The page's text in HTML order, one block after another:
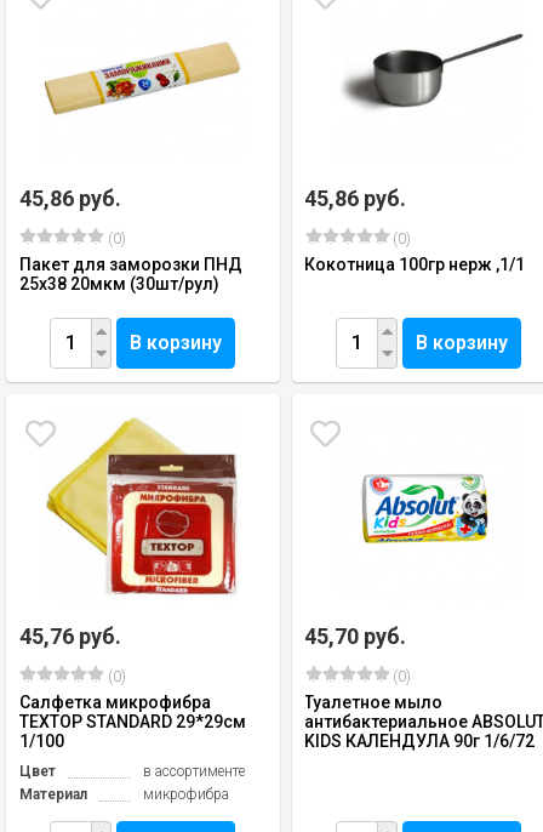
45,86 руб.
(0)
Пакет для заморозки ПНД
25х38 20мкм (30шт/рул)
В корзину
45,86 руб.
(0)
Кокотница 100гр нерж ,1/1
В корзину
45,76 руб.
(0)
Салфетка микрофибра
ТЕХТОР STANDARD 29*29см
1/100
Цвет
в ассортименте
Материал
микрофибра
45,70 руб.
(0)
Туалетное мыло
антибактериальное
KIDS КАЛЕНДУЛА 90г 1/6/72